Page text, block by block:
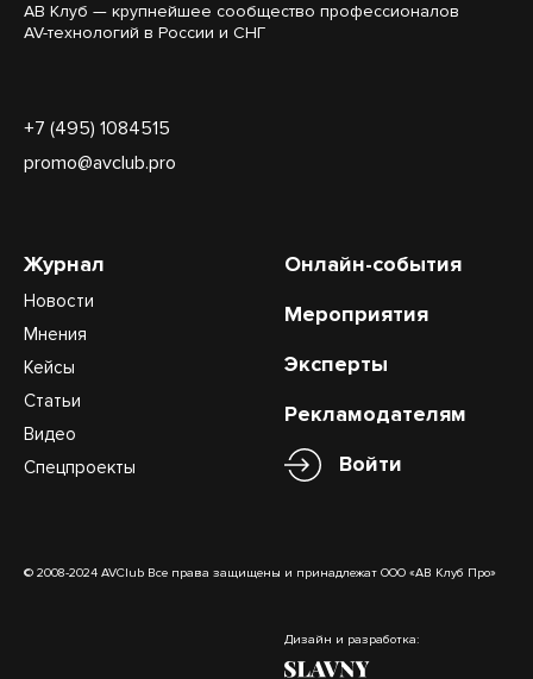
АВ Клуб — крупнейшее сообщество профессионалов
AV-технологий в России и СНГ
+7 (495) 1084515
promo@avclub.pro
Журнал
Новости
Мнения
Кейсы
Статьи
Видео
Спецпроекты
Онлайн-события
Мероприятия
Эксперты
Рекламодателям
Войти
© 2008-2024 AVClub Все права защищены и принадлежат ООО «АВ Клуб Про»
Дизайн и разработка: